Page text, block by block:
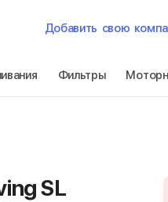
Добавить свою
Фильтры
SL